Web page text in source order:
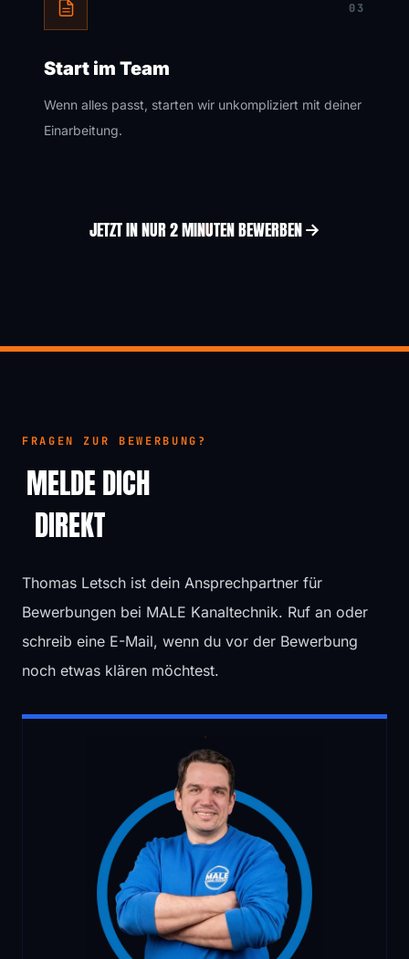
03
Start im Team
Wenn alles passt, starten wir unkompliziert mit deiner
Einarbeitung.
JETZT IN NUR 2 MINUTEN BEWERBEN
FRAGEN ZUR BEWERBUNG?
MELDE DICH
DIREKT
Thomas Letsch ist dein Ansprechpartner für
Bewerbungen bei MALE Kanaltechnik. Ruf an oder
schreib eine E-Mail, wenn du vor der Bewerbung
noch etwas klären möchtest.